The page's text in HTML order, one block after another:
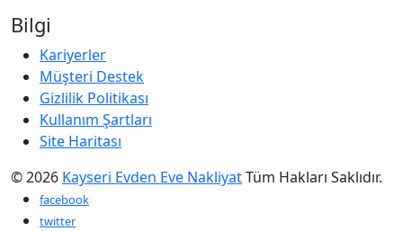
Bilgi
Kariyerler
Müşteri Destek
Gizlilik Politikası
Kullanım Şartları
Site Haritası
© 2026 Kayseri Evden Eve NakliyatTüm Hakları Saklıdır.
facebook
twitter